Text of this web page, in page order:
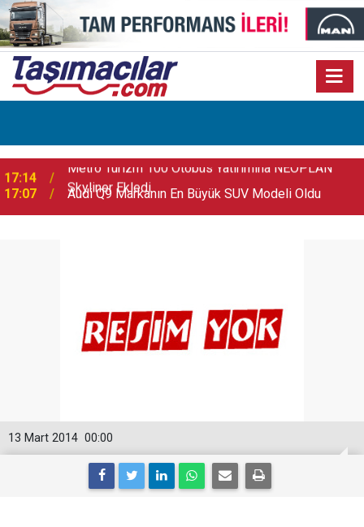
17:07 Audi Q9 Markanın En Büyük SUV Modeli Oldu
00:00
13 Mart 2014